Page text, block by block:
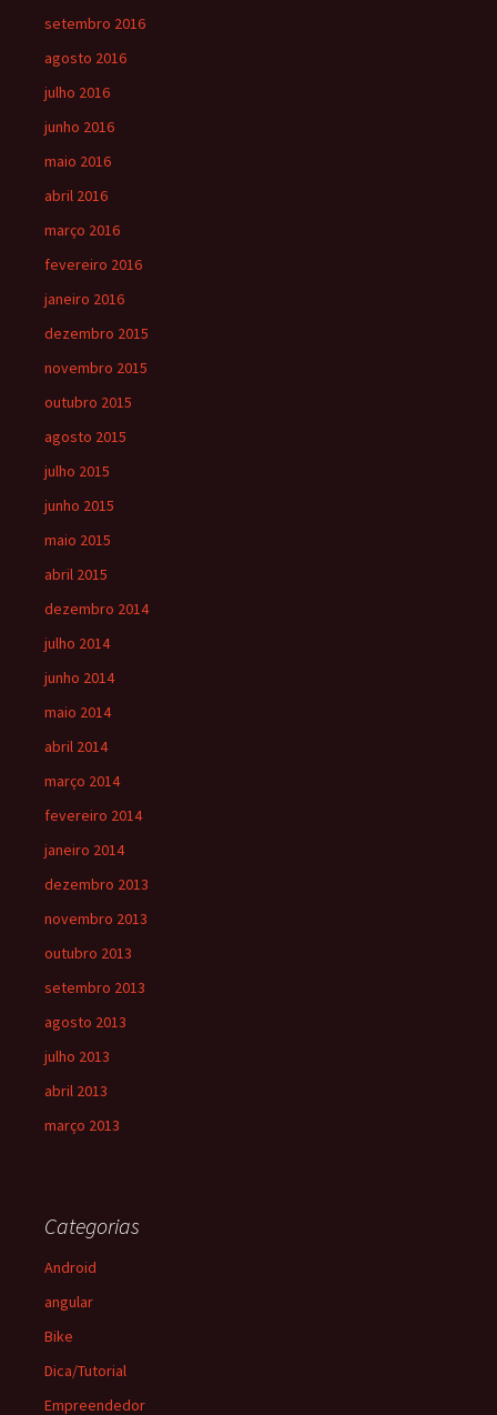
setembro 2016
agosto 2016
julho 2016
junho 2016
maio 2016
abril 2016
março 2016
fevereiro 2016
janeiro 2016
dezembro 2015
novembro 2015
outubro 2015
agosto 2015
julho 2015
junho 2015
maio 2015
abril 2015
dezembro 2014
julho 2014
junho 2014
maio 2014
abril 2014
março 2014
fevereiro 2014
janeiro 2014
dezembro 2013
novembro 2013
outubro 2013
setembro 2013
agosto 2013
julho 2013
abril 2013
março 2013
Categorias
Android
angular
Bike
Dica/Tutorial
Empreendedor